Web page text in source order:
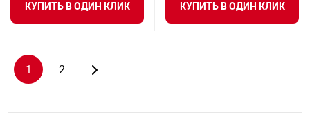
КУПИТЬ В ОДИН КЛИК КУПИТЬ В ОДИН КЛИК
1 2